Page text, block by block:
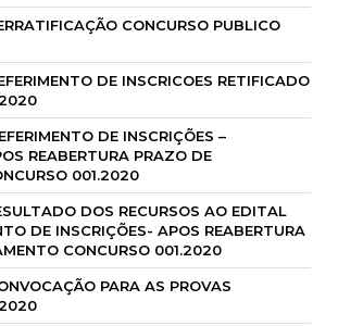
CONCURSO PUBLICO
DE INSCRICOES RETIFICADO
DE INSCRIÇÕES –
REABERTURA PRAZO DE
001.2020
DOS RECURSOS AO EDITAL
DE INSCRIÇÕES- APOS REABERTURA
CONCURSO 001.2020
PARA AS PROVAS